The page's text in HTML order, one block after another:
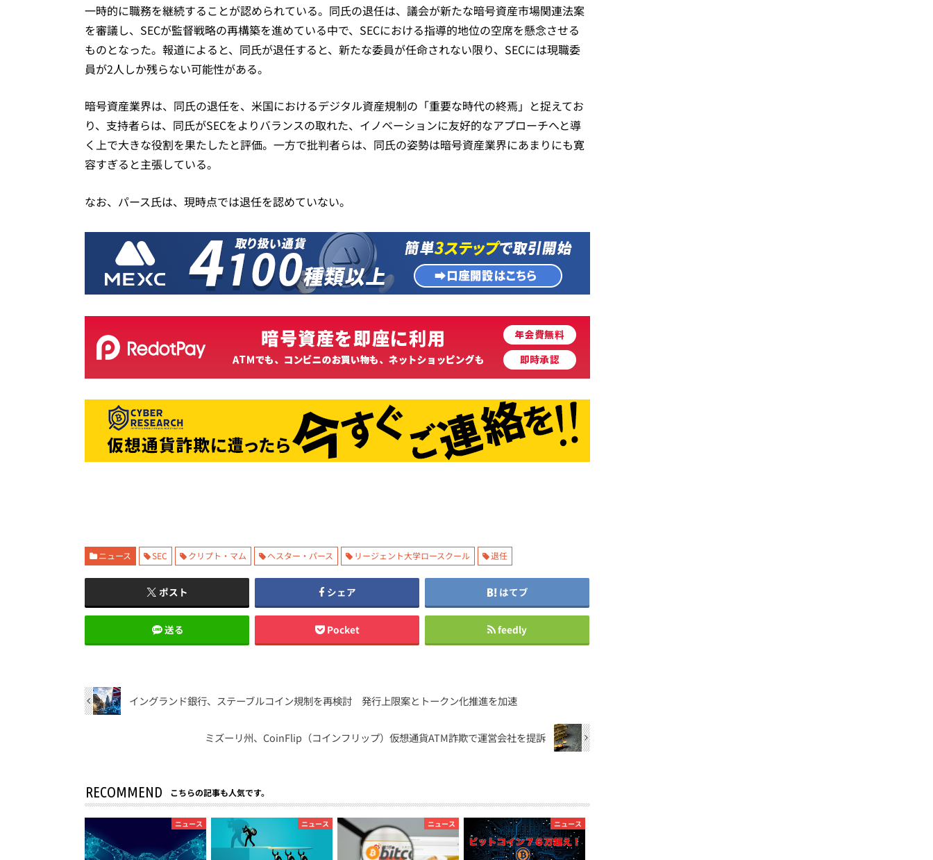
一時的に職務を継続することが認められている。同氏の退任は、議会が新たな暗号資産市場関連法案
を審議し、SECが監督戦略の再構築を進めている中で、SECにおける指導的地位の空席を懸念させる
ものとなった。報道によると、同氏が退任すると、新たな委員が任命されない限り、SECには現職委
員が2人しか残らない可能性がある。
暗号資産業界は、同氏の退任を、米国におけるデジタル資産規制の「重要な時代の終焉」と捉えてお
り、支持者らは、同氏がSECをよりバランスの取れた、イノベーションに友好的なアプローチへと導
く上で大きな役割を果たしたと評価。一方で批判者らは、同氏の姿勢は暗号資産業界にあまりにも寛
容すぎると主張している。
なお、パース氏は、現時点では退任を認めていない。
ニュース SEC クリプト・マム ヘスター・パース リージェント大学ロースクール 退任
ポスト シェア はてブ
送る Pocket feedly
イングランド銀行、ステーブルコイン規制を再検討 発行上限案とトークン化推進を加速
ミズーリ州、CoinFlip（コインフリップ）仮想通貨ATM詐欺で運営会社を提訴
RECOMMEND こちらの記事も人気です。
ニュース ニュース ニュース ニュース